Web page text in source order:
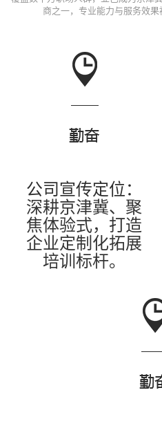
商之一，专业能力与服务效果
公司宣传定位：
深耕京津冀、聚
焦体验式，打造
企业定制化拓展
培训标杆。